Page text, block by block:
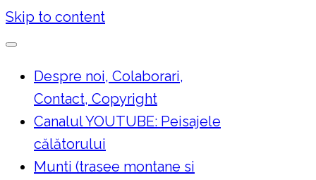
Skip to content
Despre noi, Colaborari,
Contact, Copyright
Canalul YOUTUBE: Peisajele
călătorului
Munti (trasee montane si